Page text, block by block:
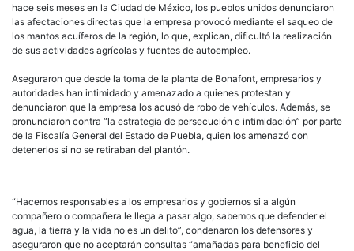
hace seis meses en la Ciudad de México, los pueblos unidos denunciaron
las afectaciones directas que la empresa provocó mediante el saqueo de
los mantos acuíferos de la región, lo que, explican, dificultó la realización
de sus actividades agrícolas y fuentes de autoempleo.
Aseguraron que desde la toma de la planta de Bonafont, empresarios y
autoridades han intimidado y amenazado a quienes protestan y
denunciaron que la empresa los acusó de robo de vehículos. Además, se
pronunciaron contra “la estrategia de persecución e intimidación” por parte
de la Fiscalía General del Estado de Puebla, quien los amenazó con
detenerlos si no se retiraban del plantón.
“Hacemos responsables a los empresarios y gobiernos si a algún
compañero o compañera le llega a pasar algo, sabemos que defender el
agua, la tierra y la vida no es un delito”, condenaron los defensores y
aseguraron que no aceptarán consultas “amañadas para beneficio del